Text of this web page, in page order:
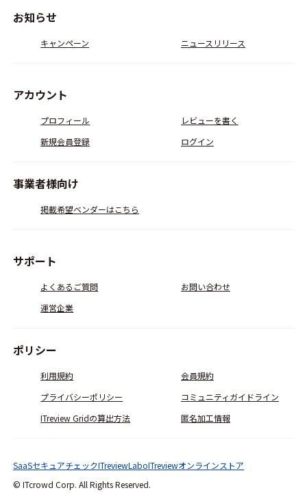
お知らせ
キャンペーン ニュースリリース
アカウント
プロフィール
レビューを書く
新規会員登録
ログイン
事業者様向け
掲載希望ベンダーはこちら
サポート
よくあるご質問
お問い合わせ
運営企業
ポリシー
利用規約
会員規約
プライバシーポリシー
コミュニティガイドライン
ITreview Gridの算出方法
匿名加工情報
© ITcrowd Corp. All Rights Reserved.
SaaSセキュアチェックITreviewLaboITreviewオンラインストア